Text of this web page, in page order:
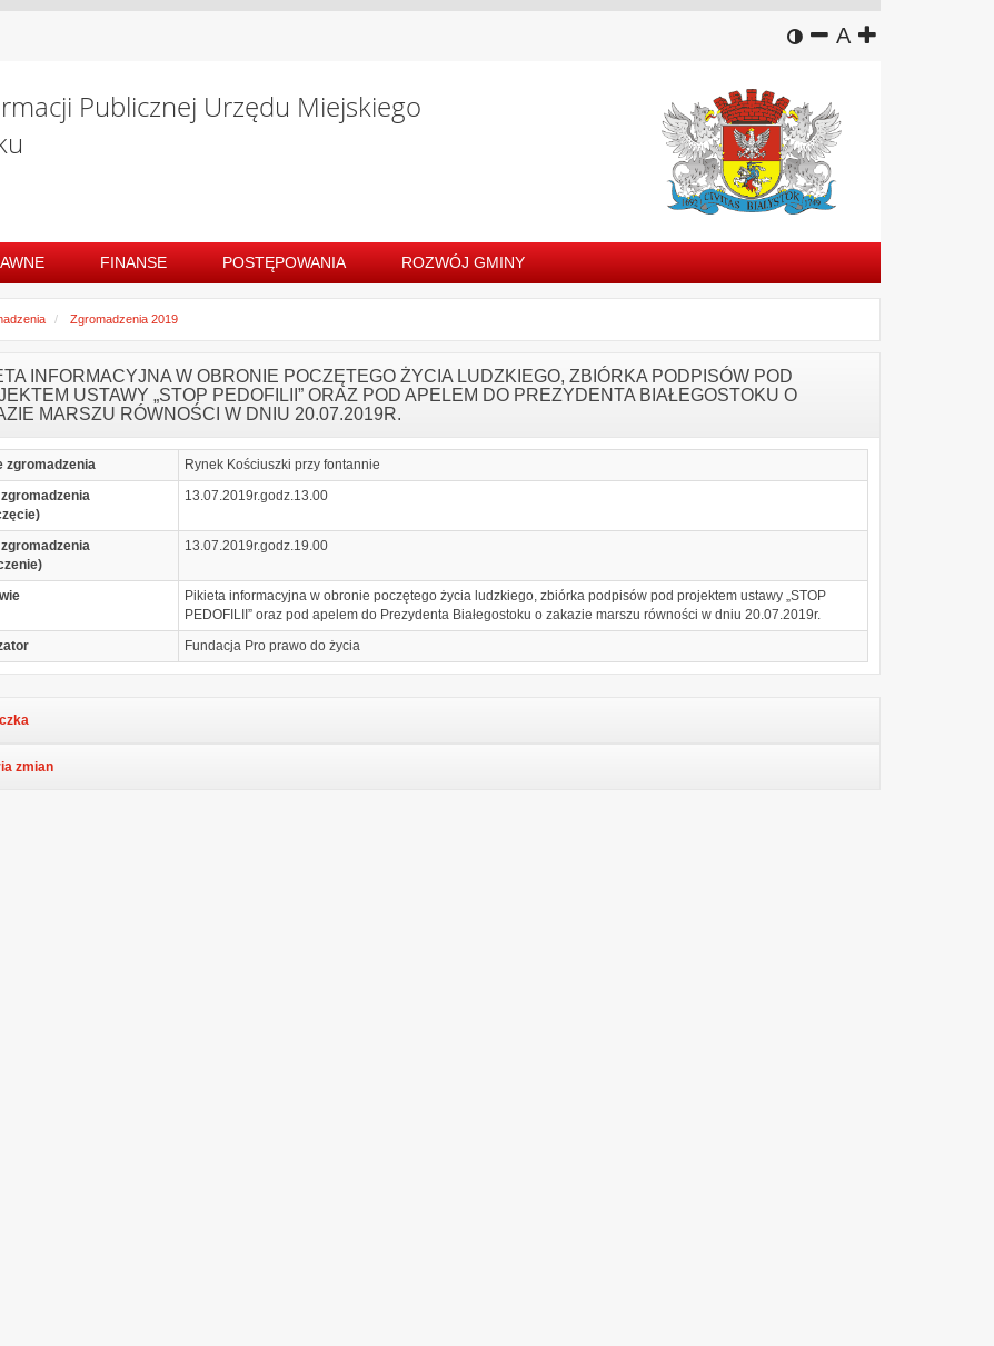
wersja kontrastowa
zmniejsz
Adomyślny
zwiększ
Publicznej Urzędu Miejskiego
FINANSE POSTĘPOWANIA ROZWÓJ GMINY
Zgromadzenia 2019
INFORMACYJNA W OBRONIE POCZĘTEGO ŻYCIA LUDZKIEGO, ZBIÓRKA PODPISÓW POD
USTAWY „STOP PEDOFILII” ORAZ POD APELEM DO PREZYDENTA BIAŁEGOSTOKU O
MARSZU RÓWNOŚCI W DNIU 20.07.2019R.
zgromadzenia
Rynek Kościuszki przy fontannie
13.07.2019r.godz.13.00
13.07.2019r.godz.19.00
Pikieta informacyjna w obronie poczętego życia ludzkiego, zbiórka podpisów pod projektem ustawy „STOP
PEDOFILII” oraz pod apelem do Prezydenta Białegostoku o zakazie marszu równości w dniu 20.07.2019r.
Fundacja Pro prawo do życia
zmian